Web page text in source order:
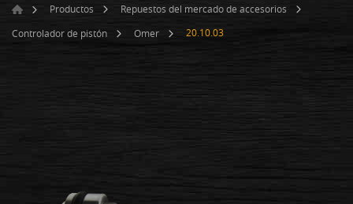
Productos
Repuestos del mercado de accesorios
Controlador de pistón
Omer 20.10.03